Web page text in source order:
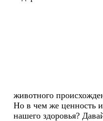
животного
Но в чем же ценность
нашего здоровья?